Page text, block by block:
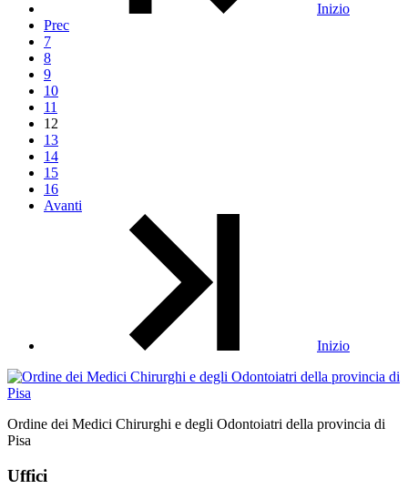
Inizio
Prec
7
8
9
10
11
12
13
14
15
16
Avanti
Inizio
Ordine dei Medici Chirurghi e degli Odontoiatri della provincia di
Pisa
Uffici